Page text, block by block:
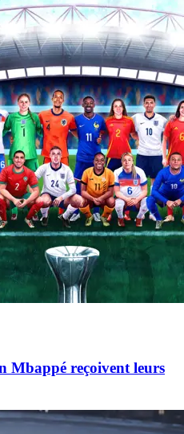
Mbappé reçoivent leurs